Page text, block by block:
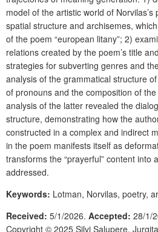
model of the artistic world of
spatial structure and archisemes,
of the poem “european litany”; 2)
relations created by the poem’s title
strategies for subverting genres and
analysis of the grammatical structure
of pronouns and the composition of
analysis of the latter revealed the
structure, demonstrating how the
constructed in a complex and indirect
in the poem manifests itself as
transforms the “prayerful” content into
addressed.
Keywords: Lotman, Norvilas, poetry,
Received: 5/1/2026. Accepted: 28/1/
Copyright © 2025 Silvi Salupere,